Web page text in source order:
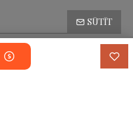
SŪTĪT
Konfidencialitātes politika